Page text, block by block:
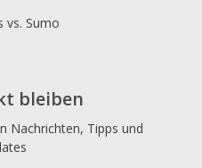
vs. Sumo
bleiben
Nachrichten, Tipps und